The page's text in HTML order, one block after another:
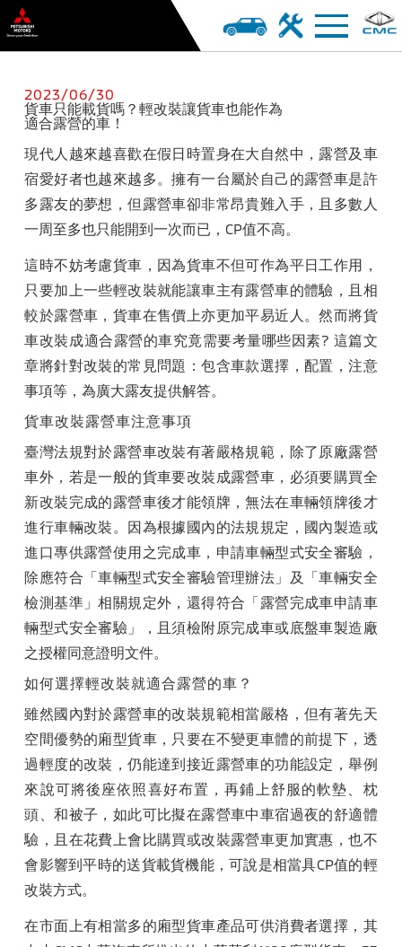
2023/06/30
貨車只能載貨嗎？輕改裝讓貨車也能作為
適合露營的車！
現代人越來越喜歡在假日時置身在大自然中，露營及車
宿愛好者也越來越多。擁有一台屬於自己的露營車是許
多露友的夢想，但露營車卻非常昂貴難入手，且多數人
一周至多也只能開到一次而已，CP值不高。
這時不妨考慮貨車，因為貨車不但可作為平日工作用，
只要加上一些輕改裝就能讓車主有露營車的體驗，且相
較於露營車，貨車在售價上亦更加平易近人。然而將貨
車改裝成適合露營的車究竟需要考量哪些因素? 這篇文
章將針對改裝的常見問題：包含車款選擇，配置，注意
事項等，為廣大露友提供解答。
貨車改裝露營車注意事項
臺灣法規對於露營車改裝有著嚴格規範，除了原廠露營
車外，若是一般的貨車要改裝成露營車，必須要購買全
新改裝完成的露營車後才能領牌，無法在車輛領牌後才
進行車輛改裝。因為根據國內的法規規定，國內製造或
進口專供露營使用之完成車，申請車輛型式安全審驗，
除應符合「車輛型式安全審驗管理辦法」及「車輛安全
檢測基準」相關規定外，還得符合「露營完成車申請車
輛型式安全審驗」，且須檢附原完成車或底盤車製造廠
之授權同意證明文件。
如何選擇輕改裝就適合露營的車？
雖然國內對於露營車的改裝規範相當嚴格，但有著先天
空間優勢的廂型貨車，只要在不變更車體的前提下，透
過輕度的改裝，仍能達到接近露營車的功能設定，舉例
來說可將後座依照喜好布置，再鋪上舒服的軟墊、枕
頭、和被子，如此可比擬在露營車中車宿過夜的舒適體
驗 ，且在花費上會比購買或改裝露營車更加實惠，也不
會影響到平時的送貨載貨機能，可說是相當具CP值的輕
改裝方式。
在市面上有相當多的廂型貨車產品可供消費者選擇，其